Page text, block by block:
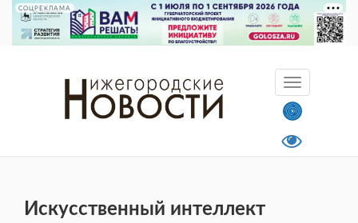
СОЦРЕКЛАМА
Искусственный интеллект